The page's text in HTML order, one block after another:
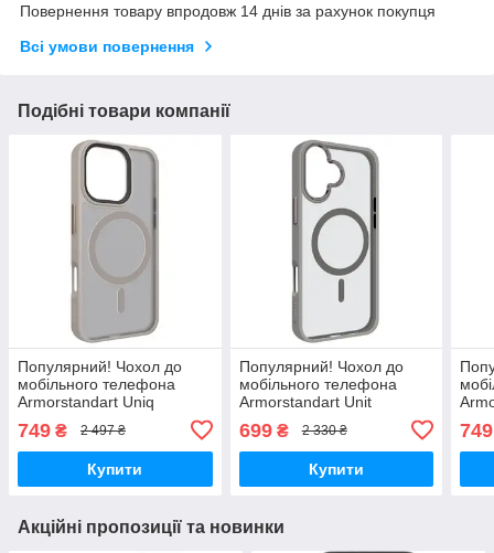
Повернення товару впродовж 14 днів за рахунок покупця
Всі умови повернення
Подібні товари компанії
Популярний! Чохол до
мобільного телефона
Armorstandart Uniq
MagSafe Apple iPhone 16
Pro Titanium Gold
(ARM79508) - Краща
749 ₴ 2 497 ₴
Купити
Популярний! Чохол до
мобільного телефона
Armorstandart Unit
MagSafe Apple iPhone 16
Plus Titanium Grey
(ARM79289) - Краща
699₴ 2 330 ₴
Купити
Pro
749
Акційні пропозиції та новинки